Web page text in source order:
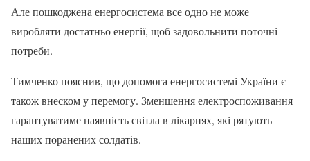
Але пошкоджена енергосистема все одно не може
виробляти достатньо енергії, щоб задовольнити поточні
потреби.
Тимченко пояснив, що допомога енергосистемі України є
також внеском у перемогу. Зменшення електроспоживання
гарантуватиме наявність світла в лікарнях, які рятують
наших поранених солдатів.